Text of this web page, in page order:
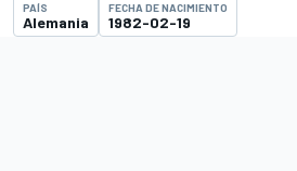
PAÍS
Alemania
FECHA DE NACIMIENTO
1982-02-19